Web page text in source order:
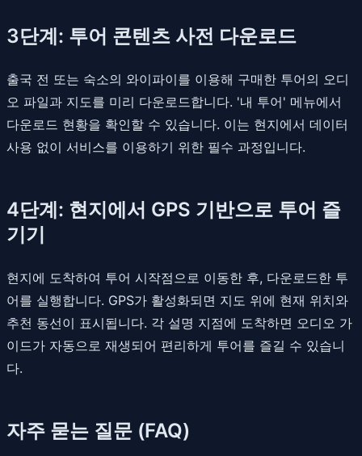
3단계: 투어 콘텐츠 사전 다운로드
출국 전 또는 숙소의 와이파이를 이용해 구매한 투어의 오디
오 파일과 지도를 미리 다운로드합니다. '내 투어' 메뉴에서
다운로드 현황을 확인할 수 있습니다. 이는 현지에서 데이터
사용 없이 서비스를 이용하기 위한 필수 과정입니다.
4단계: 현지에서 GPS 기반으로 투어 즐
기기
현지에 도착하여 투어 시작점으로 이동한 후, 다운로드한 투
어를 실행합니다. GPS가 활성화되면 지도 위에 현재 위치와
추천 동선이 표시됩니다. 각 설명 지점에 도착하면 오디오 가
이드가 자동으로 재생되어 편리하게 투어를 즐길 수 있습니
다.
자주 묻는 질문 (FAQ)